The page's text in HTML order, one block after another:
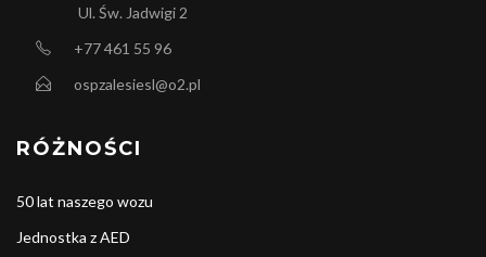
Ul. Św. Jadwigi 2
+77 461 55 96
ospzalesiesl@o2.pl
RÓŻNOŚCI
50 lat naszego wozu
Jednostka z AED